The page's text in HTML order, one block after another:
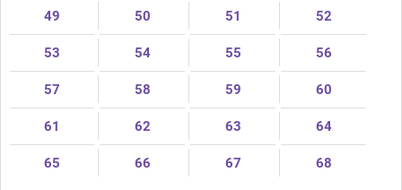
49 50 51 52
53 54 55 56
57 58 59 60
61 62 63 64
65 66 67 68